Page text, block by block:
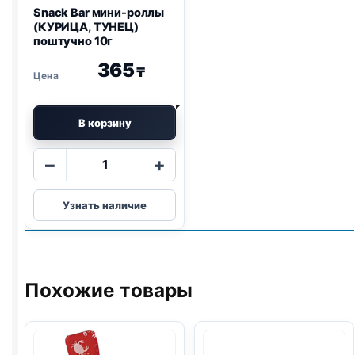
Snack Bar мини-роллы
(КУРИЦА, ТУНЕЦ)
поштучно 10г
365₸
В корзину
−
Количество
Snack
Bar
мини-
ТУНЕЦ)
поштучно
10г
+
Узнать наличие
Похожие товары